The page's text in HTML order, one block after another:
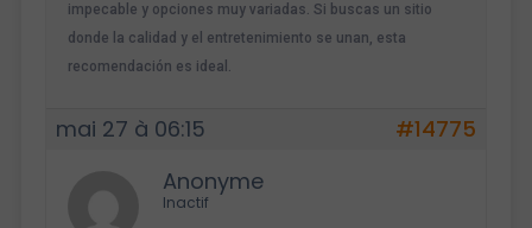
impecable y opciones muy variadas. Si buscas un sitio
donde la calidad y el entretenimiento se unan, esta
recomendación es ideal.
mai 27 à 06:15
#14775
Anonyme
Inactif